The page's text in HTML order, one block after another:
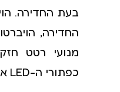
בעת החדירה.
מנועי רטט
כפתורי ה-LED אשר בבסיס הויברטור.